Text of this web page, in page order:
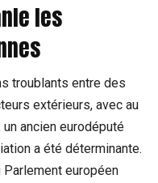
les
troublants entre des
extérieurs, avec au
ancien eurodéputé
a été déterminante.
Parlement européen